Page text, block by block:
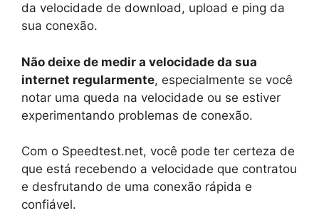
da velocidade de download, upload e ping da
sua conexão.
Não deixe de medir a velocidade da sua
internet regularmente, especialmente se você
notar uma queda na velocidade ou se estiver
experimentando problemas de conexão.
Com o Speedtest.net, você pode ter certeza de
que está recebendo a velocidade que contratou
e desfrutando de uma conexão rápida e
confiável.